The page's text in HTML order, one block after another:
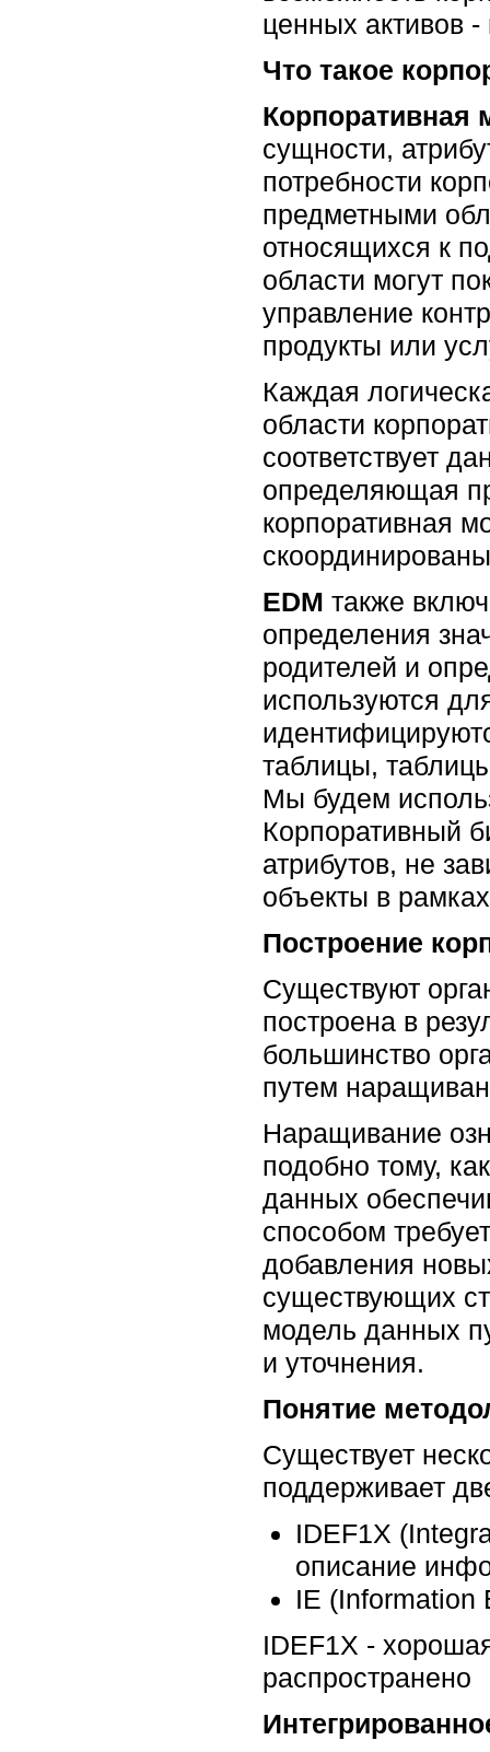
ценных активов
Что такое
Корпоративная
сущности,
потребности
предметными
относящихся к
области могут
управление
продукты или
Каждая
области
соответствует
определяющая
корпоративная
EDM также
определения
родителей и
используются
таблицы,
Мы будем
Корпоративный
атрибутов, не
объекты в
Построение
Существуют
построена в
большинство
путем
Наращивание
подобно тому,
данных
способом
добавления
существующих
модель данных
и уточнения.
Понятие
Существует
поддерживает
IDEF1X
описание
IE
IDEF1X -
распространено